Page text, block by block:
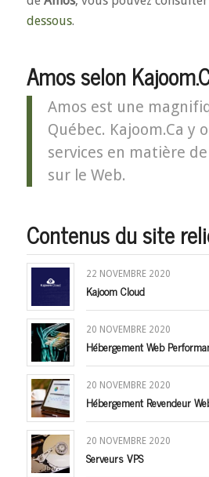
dessous.
Amos selon
Amos est une
Québec. Kajoom.Ca y
services en matière
sur le Web.
Contenus du site
22 NOVEMBRE 2020
Kajoom Cloud
20 NOVEMBRE 2020
Hébergement Web
20 NOVEMBRE 2020
Hébergement Revendeur
20 NOVEMBRE 2020
Serveurs VPS